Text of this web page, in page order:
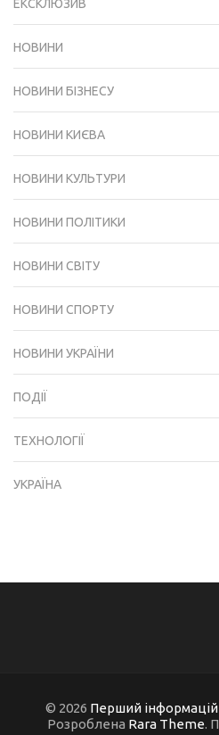
ЕКСКЛЮЗИВ
НОВИНИ
НОВИНИ БІЗНЕСУ
НОВИНИ КИЄВА
НОВИНИ КУЛЬТУРИ
НОВИНИ ПОЛІТИКИ
НОВИНИ СВІТУ
НОВИНИ СПОРТУ
НОВИНИ УКРАЇНИ
ПОДІЇ
ТЕХНОЛОГІЇ
УКРАЇНА
© 2026 Перший
Розроблена Rara Theme.